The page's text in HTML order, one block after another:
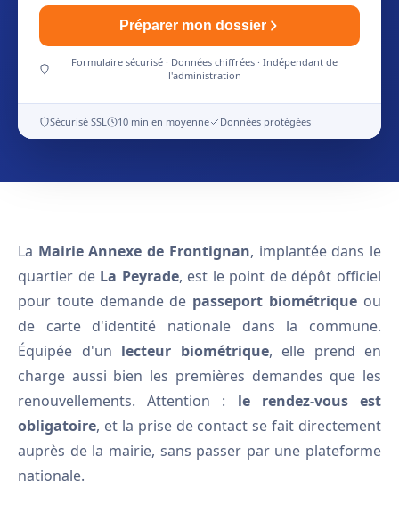
Préparer mon dossier
Formulaire sécurisé · Données chiffrées · Indépendant de
l'administration
Sécurisé SSL 10 min en moyenne Données protégées
La Mairie Annexe de Frontignan, implantée dans le
quartier de La Peyrade, est le point de dépôt officiel
pour toute demande de passeport biométrique ou
de carte d'identité nationale dans la commune.
Équipée d'un lecteur biométrique, elle prend en
charge aussi bien les premières demandes que les
renouvellements. Attention : le rendez-vous est
obligatoire, et la prise de contact se fait directement
auprès de la mairie, sans passer par une plateforme
nationale.